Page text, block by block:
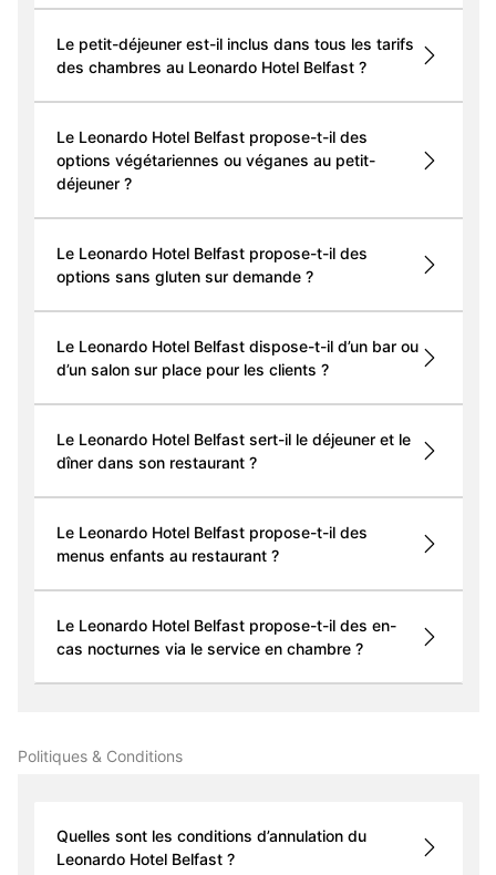
Le petit-déjeuner est-il inclus dans tous les tarifs
des chambres au Leonardo Hotel Belfast ?
Le Leonardo Hotel Belfast propose-t-il des
options végétariennes ou véganes au petit-
déjeuner ?
Le Leonardo Hotel Belfast propose-t-il des
options sans gluten sur demande ?
Le Leonardo Hotel Belfast dispose-t-il d’un bar ou
d’un salon sur place pour les clients ?
Le Leonardo Hotel Belfast sert-il le déjeuner et le
dîner dans son restaurant ?
Le Leonardo Hotel Belfast propose-t-il des
menus enfants au restaurant ?
Le Leonardo Hotel Belfast propose-t-il des en-
cas nocturnes via le service en chambre ?
Politiques & Conditions
Quelles sont les conditions d’annulation du
Leonardo Hotel Belfast ?